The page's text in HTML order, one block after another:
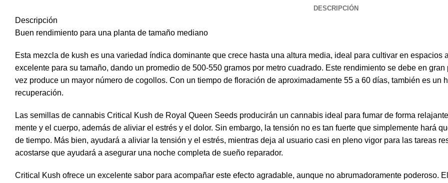
DESCRIPCIÓN
Descripción
Buen rendimiento para una planta de tamaño mediano
Esta mezcla de kush es una variedad índica dominante que crece hasta una altura media, ideal para cultivar en
excelente para su tamaño, dando un promedio de 500-550 gramos por metro cuadrado. Este rendimiento se debe en
vez produce un mayor número de cogollos. Con un tiempo de floración de aproximadamente 55 a 60 días, también es
recuperación.
Las semillas de cannabis Critical Kush de Royal Queen Seeds producirán un cannabis ideal para fumar de forma
mente y el cuerpo, además de aliviar el estrés y el dolor. Sin embargo, la tensión no es tan fuerte que simplemente hará
de tiempo. Más bien, ayudará a aliviar la tensión y el estrés, mientras deja al usuario casi en pleno vigor para las tareas
acostarse que ayudará a asegurar una noche completa de sueño reparador.
Critical Kush ofrece un excelente sabor para acompañar este efecto agradable, aunque no abrumadoramente poderoso.